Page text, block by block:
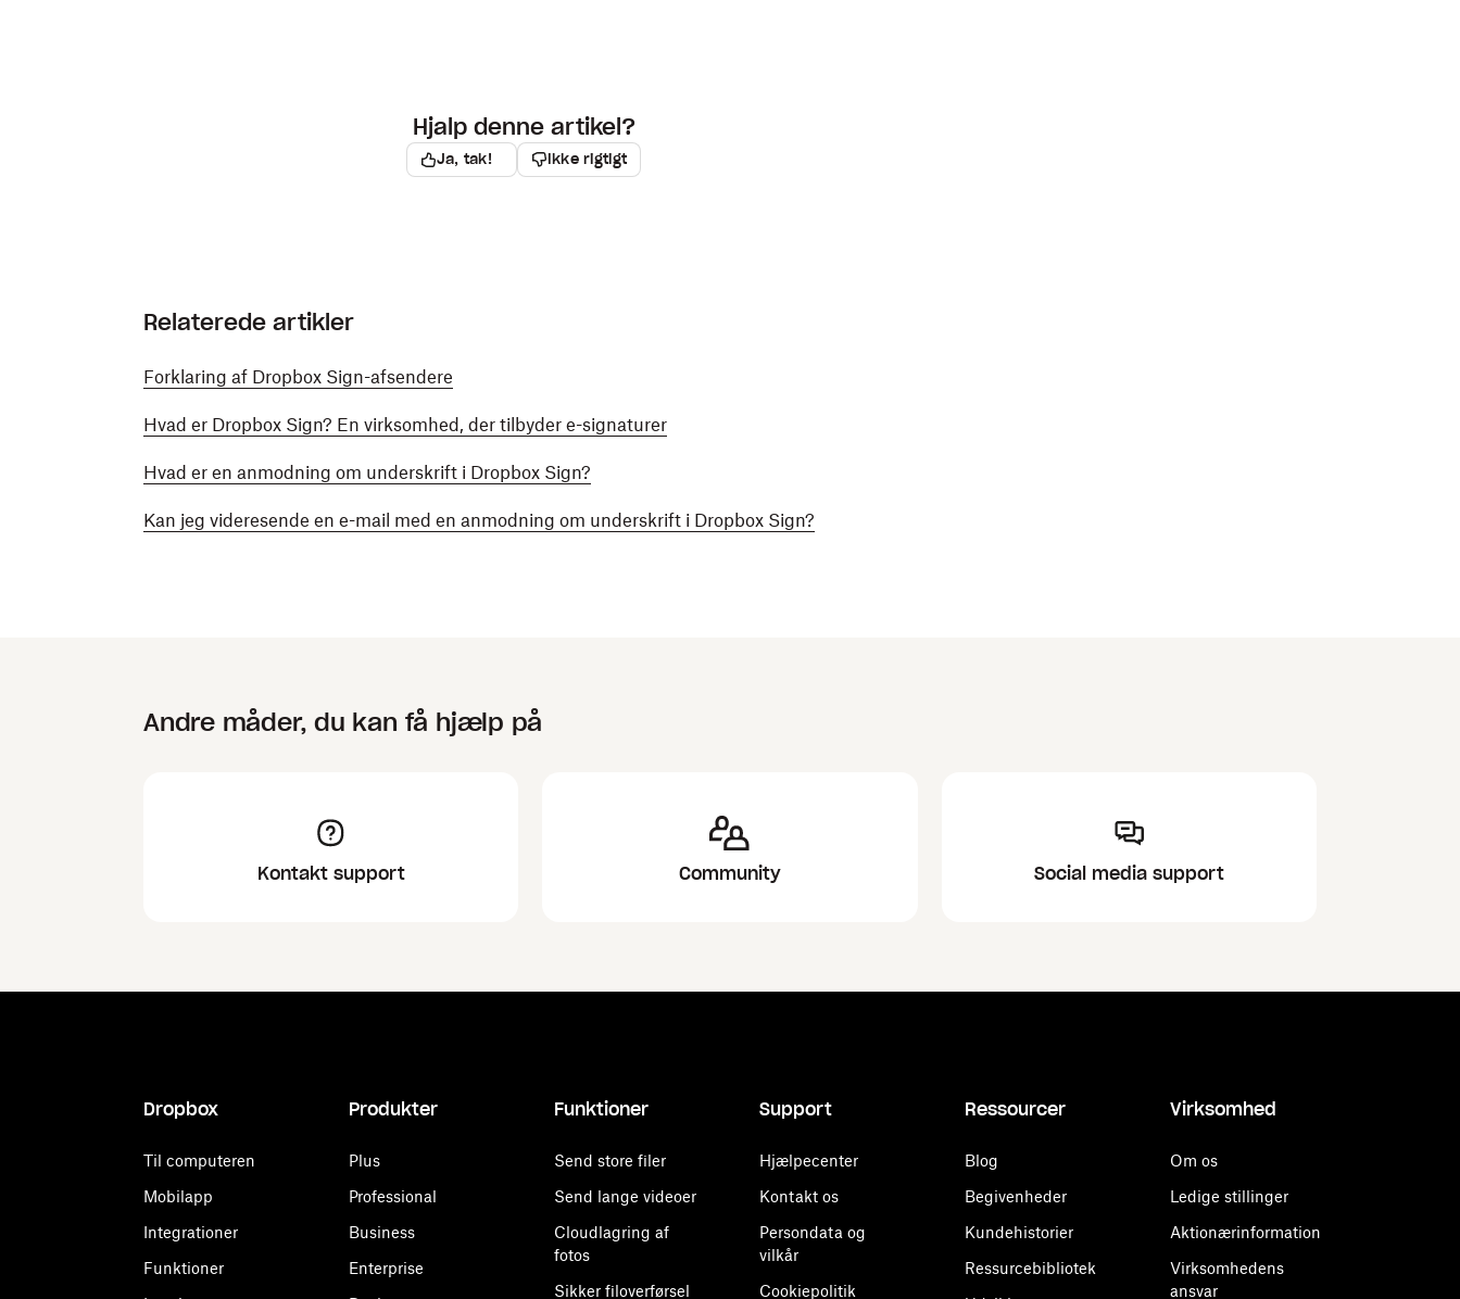
Hjalp denne artikel?
Ja, tak! Ikke rigtigt
Relaterede artikler
Forklaring af Dropbox Sign-afsendere
Hvad er Dropbox Sign? En virksomhed, der tilbyder e-signaturer
Hvad er en anmodning om underskrift i Dropbox Sign?
Kan jeg videresende en e-mail med en anmodning om underskrift i Dropbox Sign?
Andre måder, du kan få hjælp på
Kontakt support Community Social media support
Dropbox
Til computeren
Mobilapp
Integrationer
Funktioner
Produkter
Plus
Professional
Business
Enterprise
Funktioner
Send store filer
Send lange videoer
Cloudlagring af
fotos
Sikker filoverførsel
Support
Hjælpecenter
Kontakt os
Persondata og
vilkår
Cookiepolitik
Ressourcer
Blog
Begivenheder
Kundehistorier
Ressurcebibliotek
Virksomhed
Om os
Ledige stillinger
Aktionærinformation
Virksomhedens
ansvar